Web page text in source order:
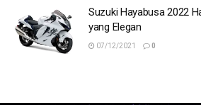
Suzuki Hayabusa 2022
yang Elegan
07/12/2021 0